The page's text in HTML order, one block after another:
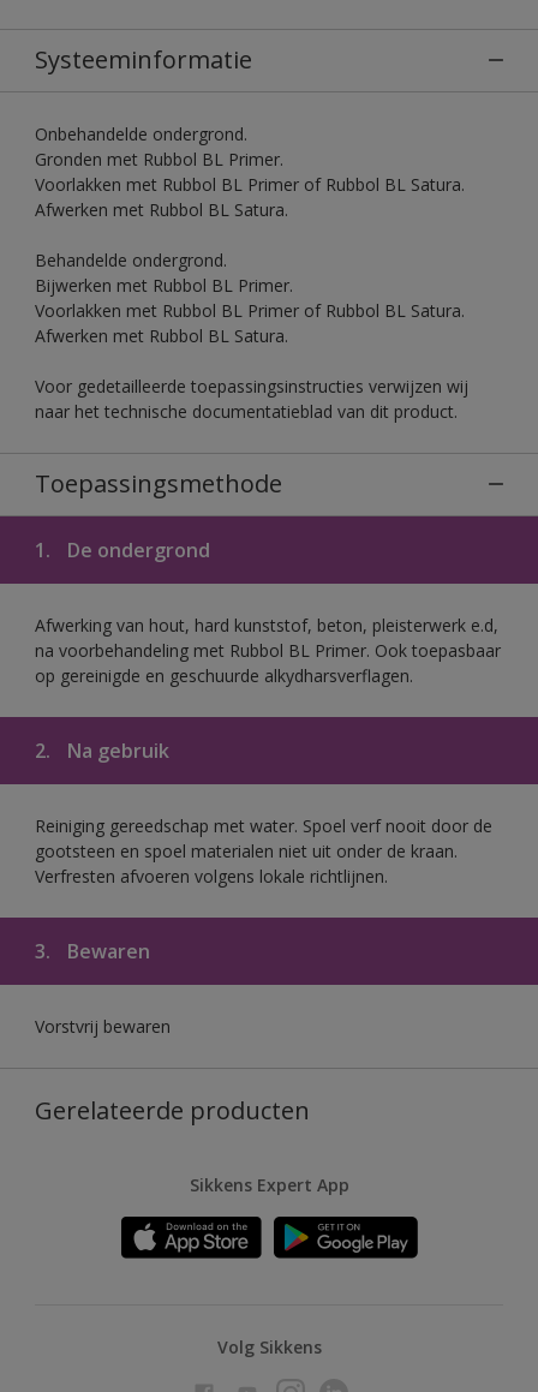
Systeeminformatie
Onbehandelde ondergrond.
Gronden met Rubbol BL Primer.
Voorlakken met Rubbol BL Primer of Rubbol BL Satura.
Afwerken met Rubbol BL Satura.
Behandelde ondergrond.
Bijwerken met Rubbol BL Primer.
Voorlakken met Rubbol BL Primer of Rubbol BL Satura.
Afwerken met Rubbol BL Satura.
Voor gedetailleerde toepassingsinstructies verwijzen wij
naar het technische documentatieblad van dit product.
Toepassingsmethode
1. De ondergrond
Afwerking van hout, hard kunststof, beton, pleisterwerk e.d,
na voorbehandeling met Rubbol BL Primer. Ook toepasbaar
op gereinigde en geschuurde alkydharsverflagen.
2. Na gebruik
Reiniging gereedschap met water. Spoel verf nooit door de
gootsteen en spoel materialen niet uit onder de kraan.
Verfresten afvoeren volgens lokale richtlijnen.
3. Bewaren
Vorstvrij bewaren
Gerelateerde producten
Sikkens Expert App
Volg Sikkens